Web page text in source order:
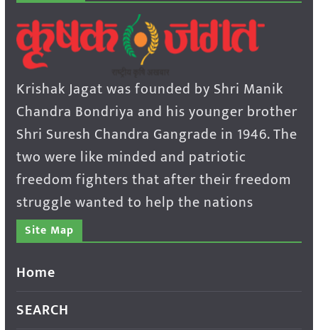
Krishak Jagat was founded by Shri Manik
Chandra Bondriya and his younger brother
Shri Suresh Chandra Gangrade in 1946. The
two were like minded and patriotic
freedom fighters that after their freedom
struggle wanted to help the nations
Site Map
Home
SEARCH